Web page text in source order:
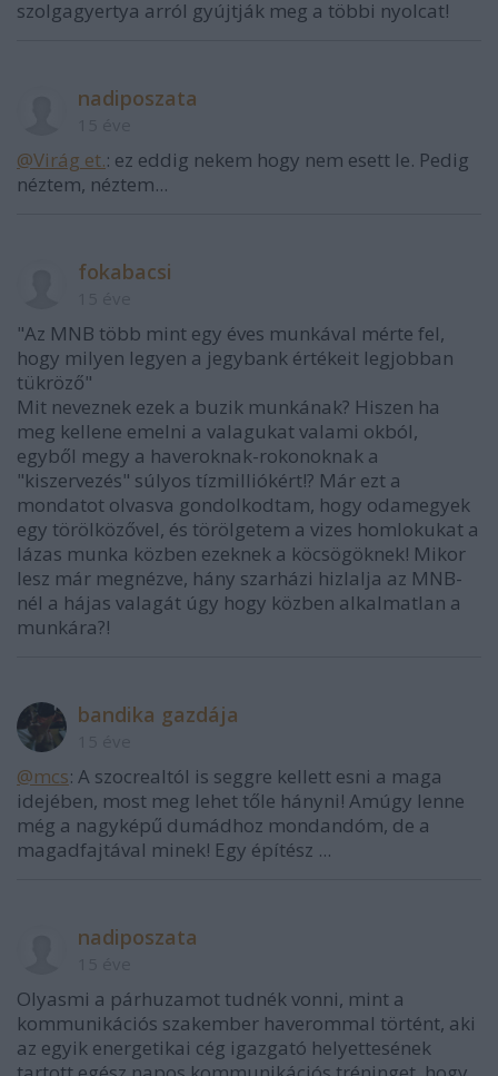
szolgagyertya arról gyújtják meg a többi nyolcat!
nadiposzata
@Virág et.: ez eddig nekem hogy nem esett le. Pedig
néztem, néztem...
fokabacsi
"Az MNB több mint egy éves munkával mérte fel,
hogy milyen legyen a jegybank értékeit legjobban
tükröző"
Mit neveznek ezek a buzik munkának? Hiszen ha
meg kellene emelni a valagukat valami okból,
egyből megy a haveroknak-rokonoknak a
"kiszervezés" súlyos tízmilliókért!? Már ezt a
mondatot olvasva gondolkodtam, hogy odamegyek
egy törölközővel, és törölgetem a vizes homlokukat a
lázas munka közben ezeknek a köcsögöknek! Mikor
lesz már megnézve, hány szarházi hizlalja az MNB-
nél a hájas valagát úgy hogy közben alkalmatlan a
munkára?!
bandika gazdája
@mcs: A szocrealtól is seggre kellett esni a maga
idejében, most meg lehet tőle hányni! Amúgy lenne
még a nagyképű dumádhoz mondandóm, de a
magadfajtával minek! Egy építész ...
nadiposzata
Olyasmi a párhuzamot tudnék vonni, mint a
kommunikációs szakember haverommal történt, aki
az egyik energetikai cég igazgató helyettesének